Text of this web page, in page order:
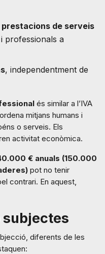
prestacions de serveis
professionals a
, independentment de
és similar a l’IVA
mitjans humans i
o serveis. Els
activitat econòmica.
€ anuals (150.000
pot no tenir
contrari. En aquest,
subjectes
diferents de les